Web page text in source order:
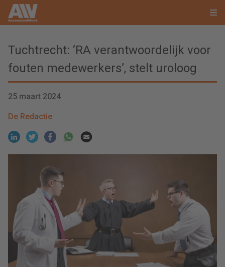
Tuchtrecht: ‘RA verantwoordelijk voor
fouten medewerkers’, stelt uroloog
25 maart 2024
De Redactie